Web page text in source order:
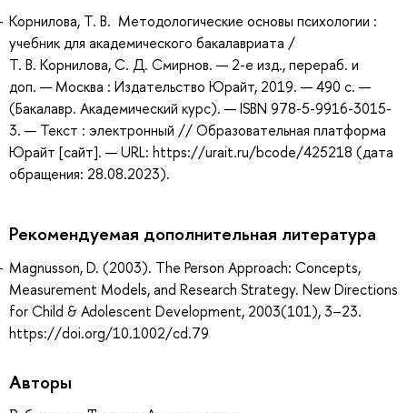
Корнилова, Т. В. Методологические основы психологии :
учебник для академического бакалавриата /
Т. В. Корнилова, С. Д. Смирнов. — 2-е изд., перераб. и
доп. — Москва : Издательство Юрайт, 2019. — 490 с. —
(Бакалавр. Академический курс). — ISBN 978-5-9916-3015-
3. — Текст : электронный // Образовательная платформа
Юрайт [сайт]. — URL: https://urait.ru/bcode/425218 (дата
обращения: 28.08.2023).
Рекомендуемая дополнительная литература
Magnusson, D. (2003). The Person Approach: Concepts,
Measurement Models, and Research Strategy. New Directions
for Child & Adolescent Development, 2003(101), 3–23.
https://doi.org/10.1002/cd.79
Авторы